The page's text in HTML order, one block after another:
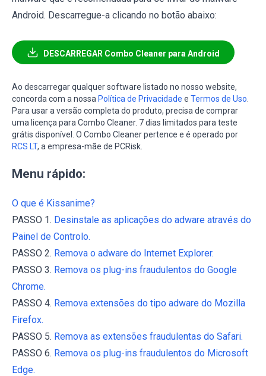
Android. Descarregue-a clicando no botão abaixo:
DESCARREGAR Combo Cleaner para Android
Ao descarregar qualquer software listado no nosso website,
concorda com a nossa Política de Privacidade e Termos de Uso
Para usar a versão completa do produto, precisa de comprar
uma licença para Combo Cleaner. 7 dias limitados para teste
grátis disponível. O Combo Cleaner pertence e é operado por
RCS LT, a empresa-mãe de PCRisk.
Menu rápido:
O que é Kissanime?
PASSO 1. Desinstale as aplicações do adware através do
Painel de Controlo.
PASSO 2. Remova o adware do Internet Explorer.
PASSO 3. Remova os plug-ins fraudulentos do Google
Chrome.
PASSO 4. Remova extensões do tipo adware do Mozilla
Firefox.
PASSO 5. Remova as extensões fraudulentas do Safari.
PASSO 6. Remova os plug-ins fraudulentos do Microsoft
Edge.